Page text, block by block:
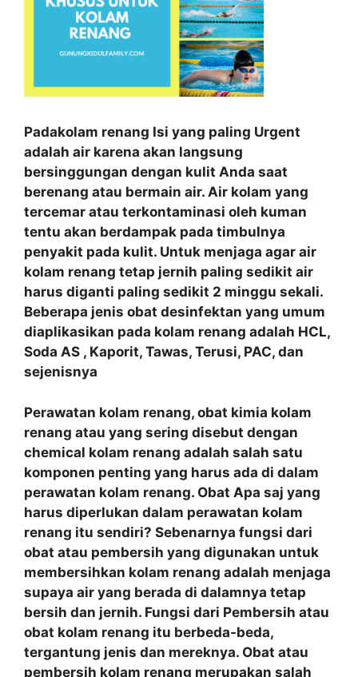
Padakolam renang Isi yang paling Urgent
adalah air karena akan langsung
bersinggungan dengan kulit Anda saat
berenang atau bermain air. Air kolam yang
tercemar atau terkontaminasi oleh kuman
tentu akan berdampak pada timbulnya
penyakit pada kulit. Untuk menjaga agar air
kolam renang tetap jernih paling sedikit air
harus diganti paling sedikit 2 minggu sekali.
Beberapa jenis obat desinfektan yang umum
diaplikasikan pada kolam renang adalah HCL,
Soda AS , Kaporit, Tawas, Terusi, PAC, dan
sejenisnya
Perawatan kolam renang, obat kimia kolam
renang atau yang sering disebut dengan
chemical kolam renang adalah salah satu
komponen penting yang harus ada di dalam
perawatan kolam renang. Obat Apa saj yang
harus diperlukan dalam perawatan kolam
renang itu sendiri? Sebenarnya fungsi dari
obat atau pembersih yang digunakan untuk
membersihkan kolam renang adalah menjaga
supaya air yang berada di dalamnya tetap
bersih dan jernih. Fungsi dari Pembersih atau
obat kolam renang itu berbeda-beda,
tergantung jenis dan mereknya. Obat atau
pembersih kolam renang merupakan salah